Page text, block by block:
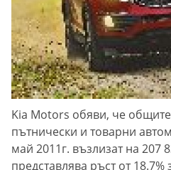
Kia Motors обяви, че
пътнически и товарни
май 2011г. възлизат на 207
представлява ръст от